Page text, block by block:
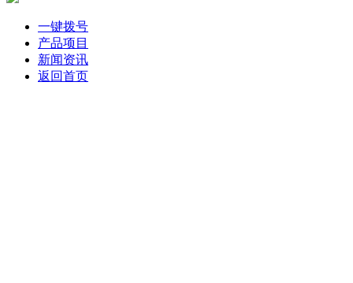
一键拨号
产品项目
新闻资讯
返回首页